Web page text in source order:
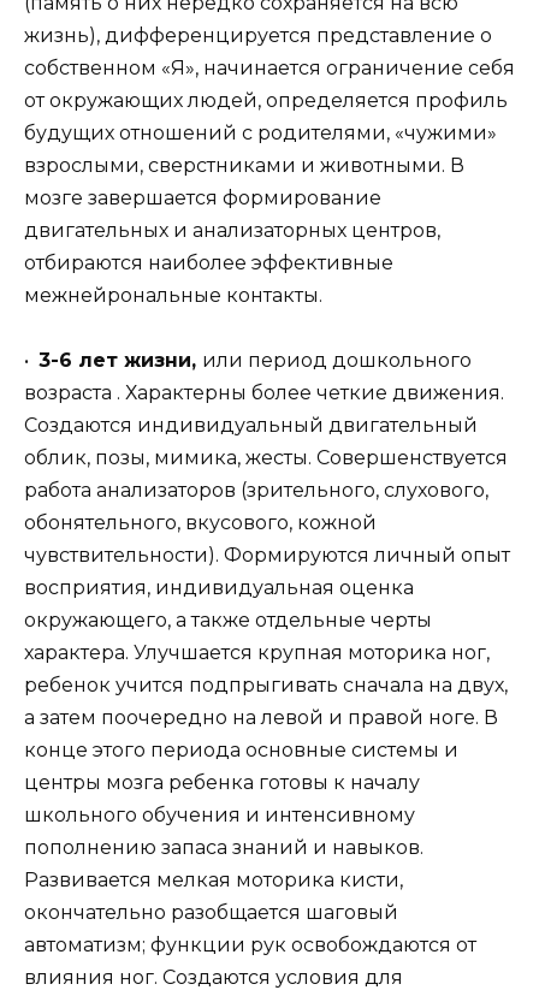
жизнь), дифференцируется представление о
собственном «Я», начинается ограничение себя
от окружающих людей, определяется профиль
будущих отношений с родителями, «чужими»
взрослыми, сверстниками и животными. В
мозге завершается формирование
двигательных и анализаторных центров,
отбираются наиболее эффективные
межнейрональные контакты.
• 3-6 лет жизни, или период дошкольного
возраста . Характерны более четкие движения.
Создаются индивидуальный двигательный
облик, позы, мимика, жесты. Совершенствуется
работа анализаторов (зрительного, слухового,
обонятельного, вкусового, кожной
чувствительности). Формируются личный опыт
восприятия, индивидуальная оценка
окружающего, а также отдельные черты
характера. Улучшается крупная моторика ног,
ребенок учится подпрыгивать сначала на двух,
а затем поочередно на левой и правой ноге. В
конце этого периода основные системы и
центры мозга ребенка готовы к началу
школьного обучения и интенсивному
пополнению запаса знаний и навыков.
Развивается мелкая моторика кисти,
окончательно разобщается шаговый
автоматизм; функции рук освобождаются от
влияния ног. Создаются условия для